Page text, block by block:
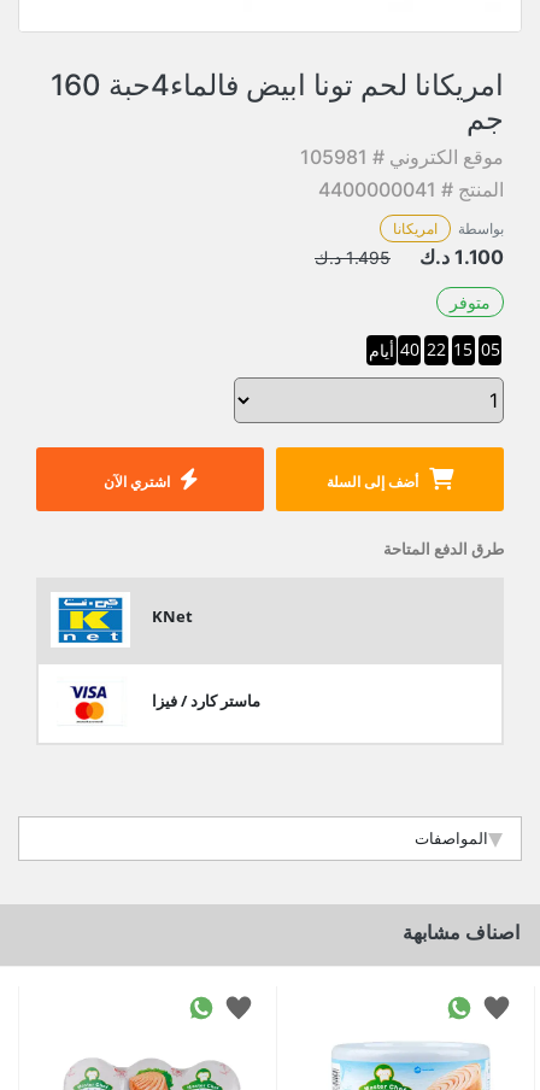
امريكانا لحم تونا ابيض فالماء4حبة 160
جم
موقع الكتروني # 105981
المنتج # 4400000041
بواسطة امريكانا
1.100 د.ك 1.495د.ك
متوفر
05
15
22
40 أيام
أضف إلى السلة اشتري الآن
طرق الدفع المتاحة
KNet
ماستر كارد / فيزا
المواصفات
اصناف مشابهة